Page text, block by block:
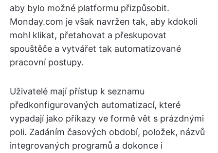
aby bylo možné platformu přizpůsobit.
Monday.com je však navržen tak, aby kdokoli
mohl klikat, přetahovat a přeskupovat
spouštěče a vytvářet tak automatizované
pracovní postupy.
Uživatelé mají přístup k seznamu
předkonfigurovaných automatizací, které
vypadají jako příkazy ve formě vět s prázdnými
poli. Zadáním časových období, položek, názvů
integrovaných programů a dokonce i